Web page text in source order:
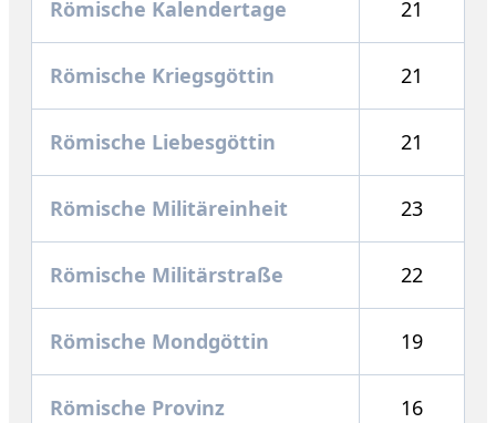
Römische Kalendertage 21
Römische Kriegsgöttin 21
Römische Liebesgöttin 21
Römische Militäreinheit 23
Römische Militärstraße 22
Römische Mondgöttin 19
Römische Provinz 16